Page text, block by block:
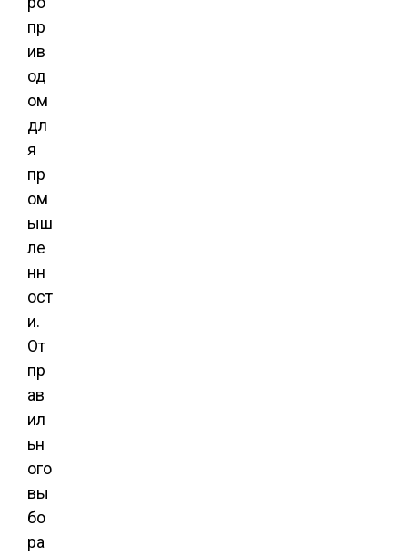
пр
ив
од
ом
дл
я
пр
ом
ыш
ле
нн
ост
и.
От
пр
ав
ил
ьн
ого
вы
бо
ра